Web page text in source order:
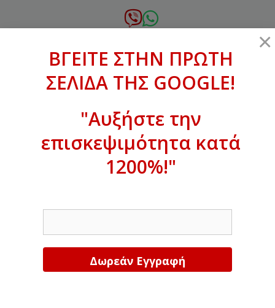
σε
xanthogenous@gmail.com
ΒΓΕΙΤΕ ΣΤΗΝ ΠΡΩΤΗ ΣΕΛΙΔΑ ΤΗΣ
GOOGLE!
×
ΒΓΕΙΤΕ ΣΤΗΝ ΠΡΩΤΗ
ΣΕΛΙΔΑ ΤΗΣ GOOGLE!
"Αυξήστε την
επισκεψιμότητα κατά
1200%!"